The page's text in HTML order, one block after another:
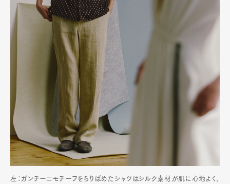
左：ガンチーニモチーフをちりばめたシャツはシルク素材が肌に心地よく、